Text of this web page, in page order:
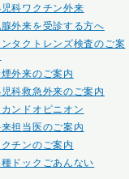
科ワクチン外来
外来を受診する方へ
タクトレンズ検査のご案
外来のご案内
科救急外来のご案内
ンドオピニオン
担当医のご案内
チンのご案内
ドックごあんない